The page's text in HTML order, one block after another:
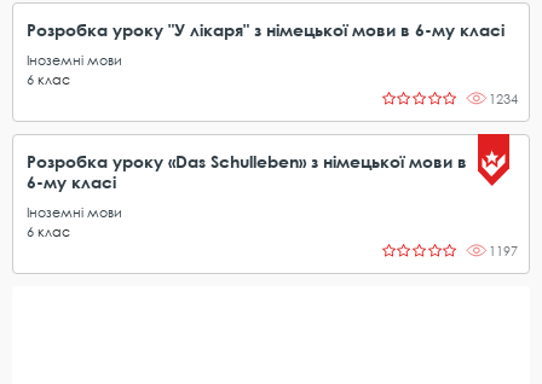
Розробка уроку "У лікаря" з німецької мови в 6-му класі
Іноземні мови
6 клас
1234
Розробка уроку «Das Schulleben» з німецької мови в
6-му класі
Іноземні мови
6 клас
1197